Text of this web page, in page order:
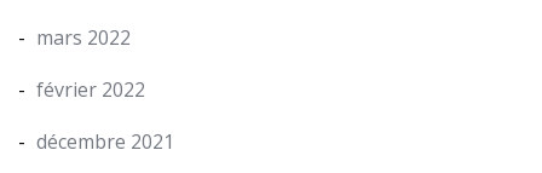
mars 2022
février 2022
décembre 2021